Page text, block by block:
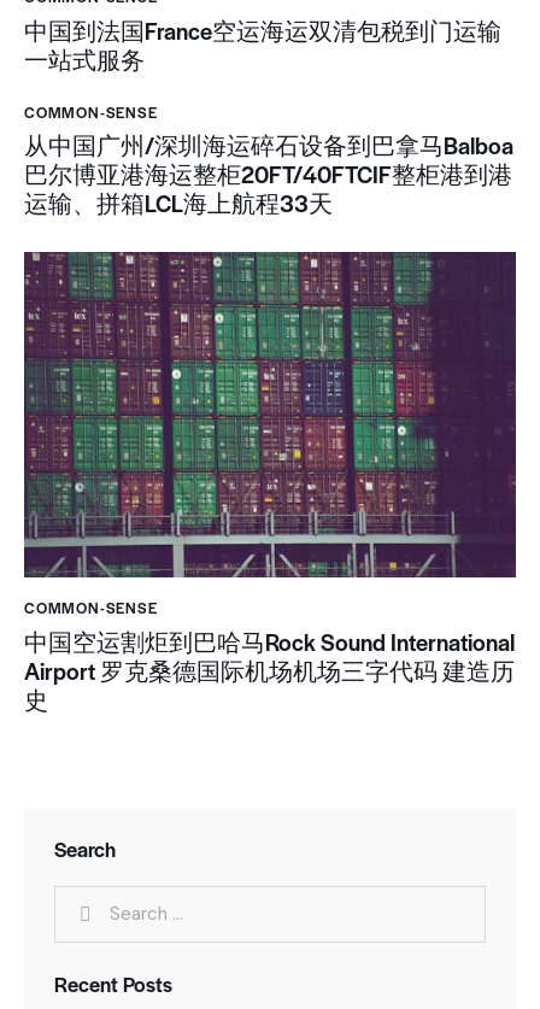
中国到法国France空运海运双清包税到门运输
一站式服务
COMMON-SENSE
从中国广州/深圳海运碎石设备到巴拿马Balboa
巴尔博亚港海运整柜20FT/40FTCIF整柜港到港
运输、拼箱LCL海上航程33天
COMMON-SENSE
中国空运割炬到巴哈马Rock Sound International
Airport 罗克桑德国际机场机场三字代码 建造历
史
Search
Recent Posts